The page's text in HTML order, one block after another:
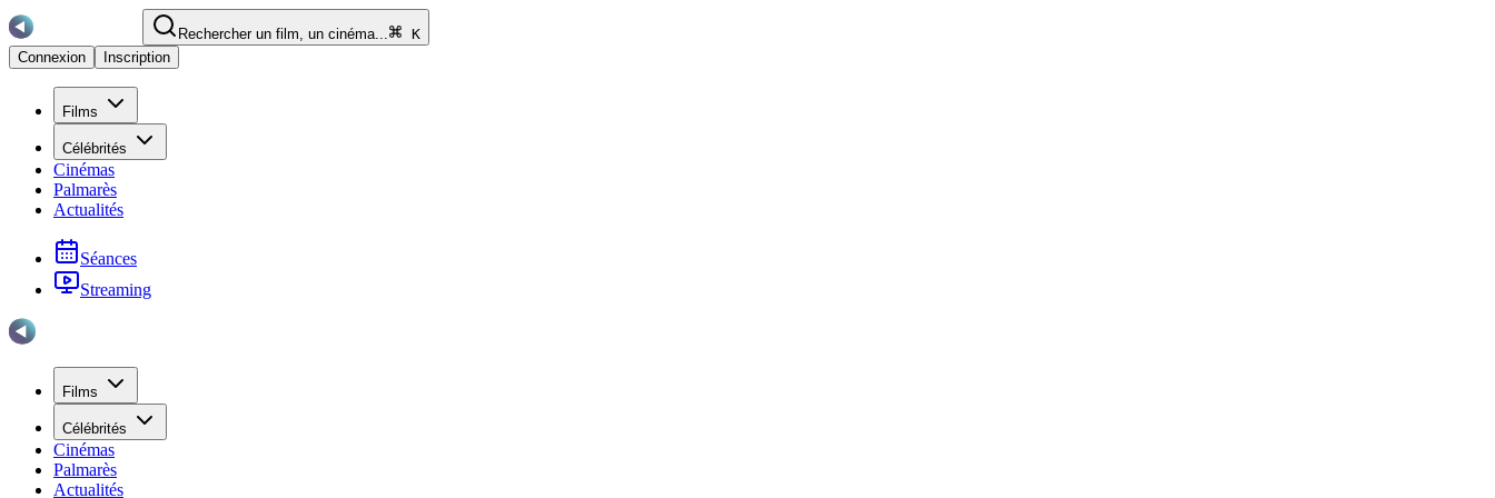
Rechercher un film, un cinéma...
K
Connexion
Inscription
Films
Célébrités
Cinémas
Palmarès
Actualités
Séances
Streaming
Films
Célébrités
Cinémas
Palmarès
Actualités